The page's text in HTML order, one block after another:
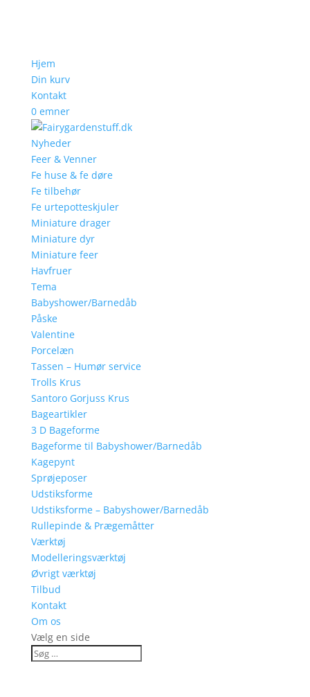
Hjem
Din kurv
Kontakt
0 emner
Nyheder
Feer & Venner
Fe huse & fe døre
Fe tilbehør
Fe urtepotteskjuler
Miniature drager
Miniature dyr
Miniature feer
Havfruer
Tema
Babyshower/Barnedåb
Påske
Valentine
Porcelæn
Tassen – Humør service
Trolls Krus
Santoro Gorjuss Krus
Bageartikler
3 D Bageforme
Bageforme til Babyshower/Barnedåb
Kagepynt
Sprøjeposer
Udstiksforme
Udstiksforme – Babyshower/Barnedåb
Rullepinde & Prægemåtter
Værktøj
Modelleringsværktøj
Øvrigt værktøj
Tilbud
Kontakt
Om os
Vælg en side